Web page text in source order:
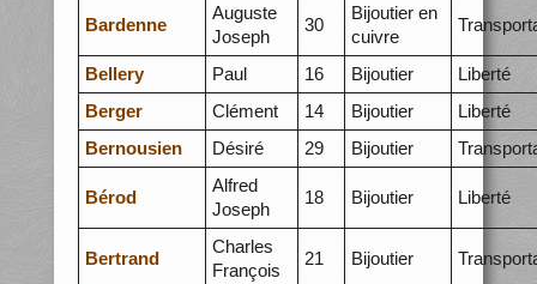
Bardenne
Auguste
Joseph
30
Bijoutier en
cuivre
Bellery Paul 16 Bijoutier
Liberté
Berger
Clément 14 Bijoutier
Liberté
Bernousien
Désiré 29 Bijoutier
Bérod
Alfred
Joseph
18 Bijoutier Liberté
Bertrand
Charles
François
21 Bijoutier